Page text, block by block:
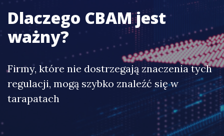
Dlaczego CBAM jest
ważny?
Firmy, które nie dostrzegają znaczenia tych
regulacji, mogą szybko znaleźć się w
tarapatach